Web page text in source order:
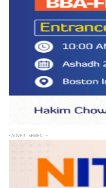
- ADVERTISEMENT -